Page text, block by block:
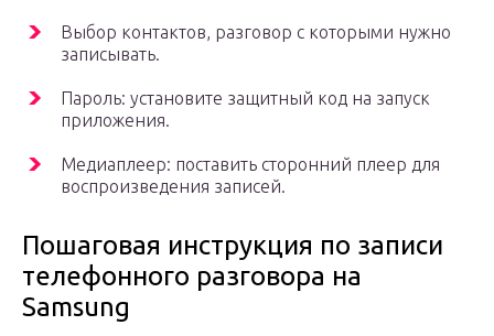
Выбор контактов, разговор с которыми нужно
записывать.
Пароль: установите защитный код на запуск
приложения.
Медиаплеер: поставить сторонний плеер для
воспроизведения записей.
Пошаговая инструкция по записи
телефонного разговора на
Samsung